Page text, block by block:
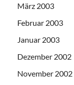
März 2003
Februar 2003
Januar 2003
Dezember 2002
November 2002